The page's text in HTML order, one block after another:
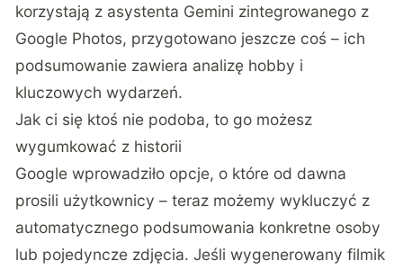
korzystają z asystenta Gemini zintegrowanego z
Google Photos, przygotowano jeszcze coś – ich
podsumowanie zawiera analizę hobby i
kluczowych wydarzeń.
Jak ci się ktoś nie podoba, to go możesz
wygumkować z historii
Google wprowadziło opcje, o które od dawna
prosili użytkownicy – teraz możemy wykluczyć z
automatycznego podsumowania konkretne osoby
lub pojedyncze zdjęcia. Jeśli wygenerowany filmik